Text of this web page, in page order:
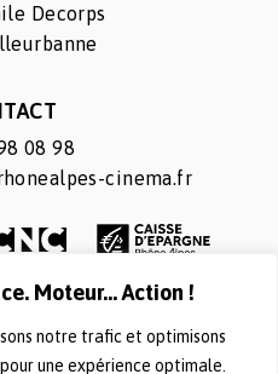
Moteur... Action !
notre trafic et optimisons
une expérience optimale.
Decorps
08 98
cinema.fr
NOUS